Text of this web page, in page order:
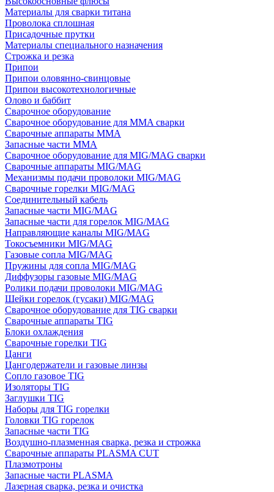
Материалы для сварки титана
Проволока сплошная
Присадочные прутки
Материалы специального назначения
Строжка и резка
Припои
Припои оловянно-свинцовые
Припои высокотехнологичные
Олово и баббит
Сварочное оборудование
Сварочное оборудование для MMA сварки
Сварочные аппараты MMA
Запасные части MMA
Сварочное оборудование для MIG/MAG сварки
Сварочные аппараты MIG/MAG
Механизмы подачи проволоки MIG/MAG
Сварочные горелки MIG/MAG
Соединительный кабель
Запасные части MIG/MAG
Запасные части для горелок MIG/MAG
Направляющие каналы MIG/MAG
Токосъемники MIG/MAG
Газовые сопла MIG/MAG
Пружины для сопла MIG/MAG
Диффузоры газовые MIG/MAG
Ролики подачи проволоки MIG/MAG
Шейки горелок (гусаки) MIG/MAG
Сварочное оборудование для TIG сварки
Сварочные аппараты TIG
Блоки охлаждения
Сварочные горелки TIG
Цанги
Цангодержатели и газовые линзы
Сопло газовое TIG
Изоляторы TIG
Заглушки TIG
Наборы для TIG горелки
Головки TIG горелок
Запасные части TIG
Воздушно-плазменная сварка, резка и строжка
Сварочные аппараты PLASMA CUT
Плазмотроны
Запасные части PLASMA
Лазерная сварка, резка и очистка